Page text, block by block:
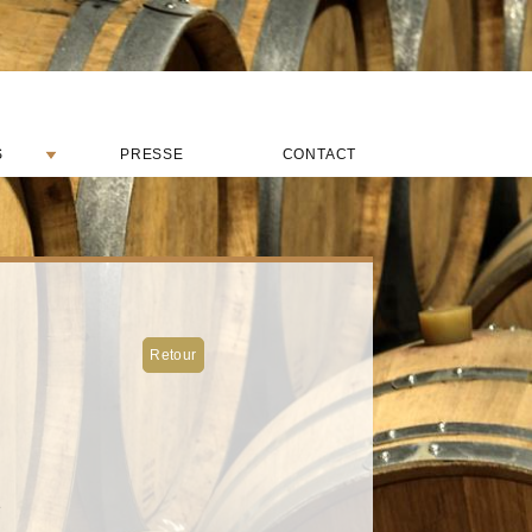
PRESSE CONTACT
Retour